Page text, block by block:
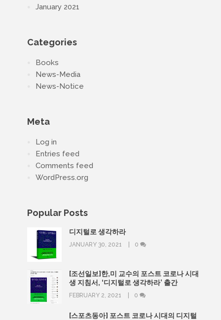
January 2021
Categories
Books
News-Media
News-Notice
Meta
Log in
Entries feed
Comments feed
WordPress.org
Popular Posts
디지털로 생각하라
JANUARY 30, 2021 0
[조선일보]한,미 교수의 포스트 코로나 시대
생 지침서, ‘디지털로 생각하라’ 출간
FEBRUARY 2, 2021 0
[스포츠동아] 포스트 코로나 시대의 디지털